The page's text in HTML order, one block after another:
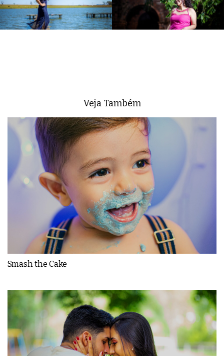
Veja Também
Smash the Cake